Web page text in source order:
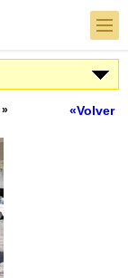
«Volver
»